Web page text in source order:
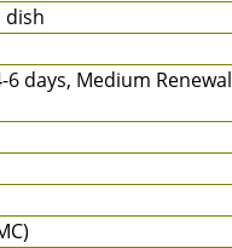
dish
days, Medium Renewal